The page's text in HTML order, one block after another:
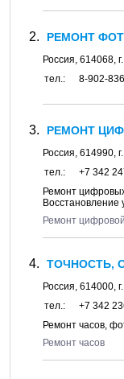
РЕМОНТ
Россия, 614068, г.
тел.:
8-902-
РЕМОНТ
Россия, 614990, г.
тел.:
+7 342
Ремонт
Ремонт
ТОЧНОСТЬ,
Россия, 614000, г.
тел.:
+7 342
Ремонт часов,
Ремонт часов